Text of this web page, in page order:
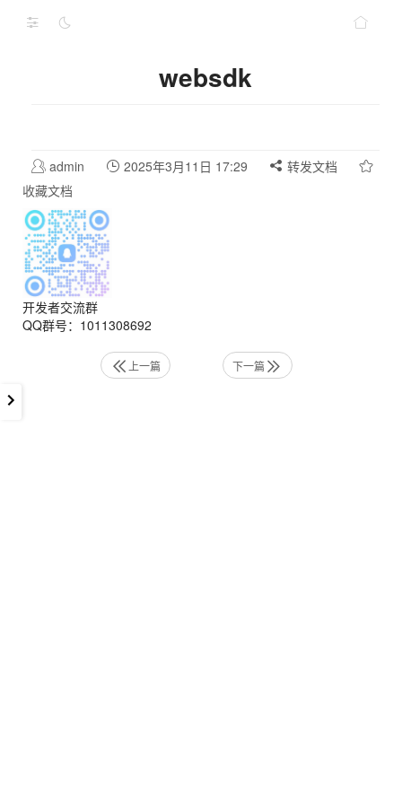
websdk
admin 2025年3月11日 17:29
转发文档
收藏文档
开发者交流群
QQ群号：1011308692
上一篇 下一篇